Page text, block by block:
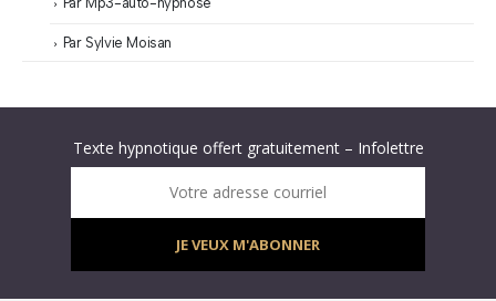
Par Sylvie Moisan
Texte hypnotique offert gratuitement – Infolettre
Infolettre : obtenez un MP3 d’hypnose gratuit !
Votre adresse courriel
JE VEUX M'ABONNER